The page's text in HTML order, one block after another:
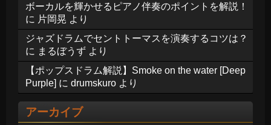
ボーカルを輝かせるピアノ伴奏のポイントを解説！
に 片岡晃 より
ジャズドラムでセントトーマスを演奏するコツは？
に まるぼうず より
【ポップスドラム解説】Smoke on the water [Deep
Purple] に drumskuro より
アーカイブ